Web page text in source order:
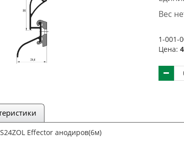
Вес
1-001-
Цена:
Effector анодиров(6м)